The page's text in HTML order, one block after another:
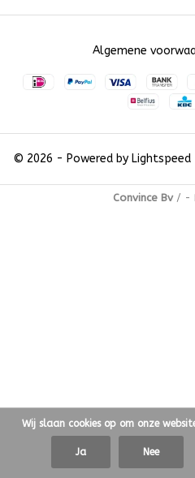
© 2026 - Powered by Lightspeed
Algemene
Convince Bv/ -
Wij slaan cookies op om onze
Ja Nee